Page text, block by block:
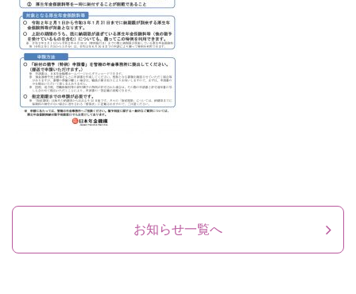
お知らせ一覧へ